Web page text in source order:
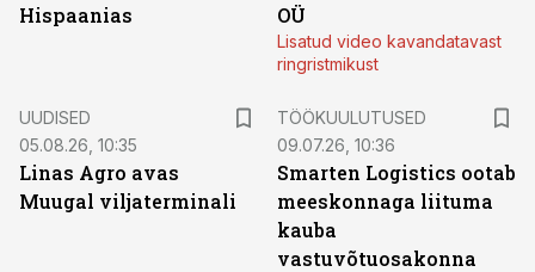
Hispaanias
OÜ
Lisatud video kavandatavast
ringristmikust
UUDISED
05.08.26, 10:35
Linas Agro avas
Muugal viljaterminali
TÖÖKUULUTUSED
09.07.26, 10:36
Smarten Logistics ootab
meeskonnaga liituma
kauba
vastuvõtuosakonna